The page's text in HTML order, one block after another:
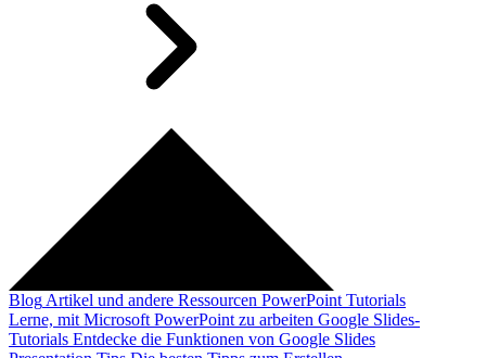
Blog Artikel und andere Ressourcen PowerPoint Tutorials
Lerne, mit Microsoft PowerPoint zu arbeiten Google Slides-
Tutorials Entdecke die Funktionen von Google Slides